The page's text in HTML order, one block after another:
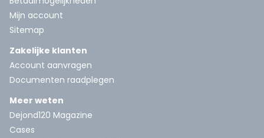
Mijn account
Sitemap
Zakelijke klanten
Account aanvragen
Documenten raadplegen
Meer weten
Dejond120 Magazine
Cases